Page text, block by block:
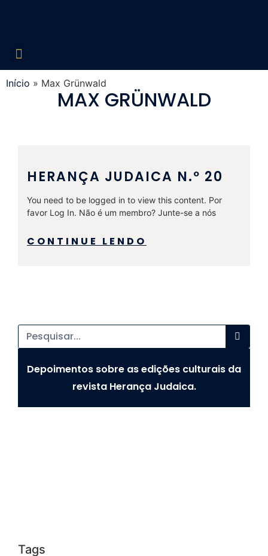
Início » Max Grünwald
MAX GRÜNWALD
HERANÇA JUDAICA N.º 20
You need to be logged in to view this content. Por
favor Log In. Não é um membro? Junte-se a nós
CONTINUE LENDO
Depoimentos sobre as edições culturais da
revista Herança Judaica.
Tags